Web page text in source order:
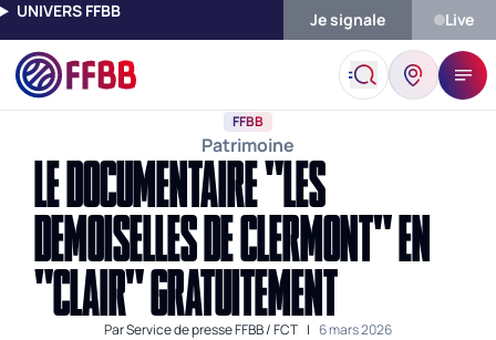
UNIVERS FFBB Je signale Live
Accueil Actualités Le Documentaire "Les
FFBB
Patrimoine
LE DOCUMENTAIRE "LES
DEMOISELLES DE CLERMONT" EN
"CLAIR" GRATUITEMENT
ParService de presse FFBB / FCT | 6 mars 2026